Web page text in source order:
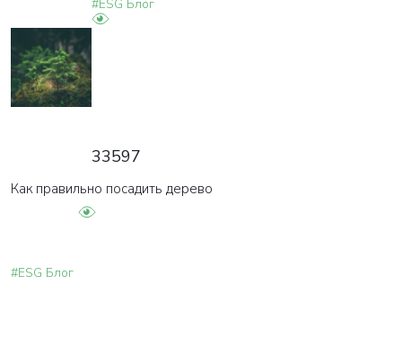
#ESG Блог
33597
Как правильно посадить дерево
#ESG Блог